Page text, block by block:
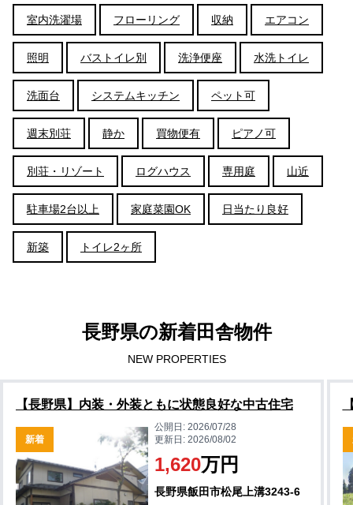
室内洗濯場 フローリング 収納 エアコン
照明 バストイレ別 洗浄便座 水洗トイレ
洗面台 システムキッチン ペット可
週末別荘 静か 買物便有 ピアノ可
別荘・リゾート ログハウス 専用庭 山近
駐車場2台以上 家庭菜園OK 日当たり良好
新築 トイレ2ヶ所
長野県の新着田舎物件
NEW PROPERTIES
【長野県】内装・外装ともに状態良好な中古住宅
新着
公開日:2026/07/28
更新日:2026/08/02
1,620万円
長野県飯田市松尾上溝3243-6